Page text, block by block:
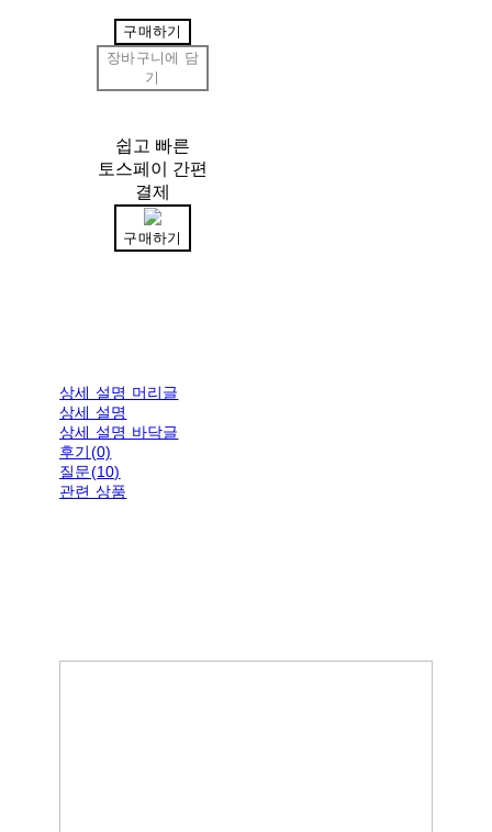
구매하기
장바구니에 담
기
쉽고 빠른
토스페이 간편
결제
구매하기
상세 설명 머리글
상세 설명
상세 설명 바닥글
후기(0)
질문(10)
관련 상품